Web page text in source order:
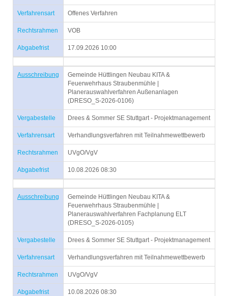
Verfahrensart Offenes Verfahren
Rechtsrahmen VOB
Abgabefrist 17.09.2026 10:00
Ausschreibung
Gemeinde Hüttlingen Neubau KITA &
Feuerwehrhaus Straubenmühle |
Planerauswahlverfahren Außenanlagen
(DRESO_S-2026-0106)
Vergabestelle Drees & Sommer SE Stuttgart - Projektmanagement
Verfahrensart Verhandlungsverfahren mit Teilnahmewettbewerb
Rechtsrahmen UVgO/VgV
Abgabefrist 10.08.2026 08:30
Ausschreibung
Gemeinde Hüttlingen Neubau KITA &
Feuerwehrhaus Straubenmühle |
Planerauswahlverfahren Fachplanung ELT
(DRESO_S-2026-0105)
Vergabestelle Drees & Sommer SE Stuttgart - Projektmanagement
Verfahrensart Verhandlungsverfahren mit Teilnahmewettbewerb
Rechtsrahmen UVgO/VgV
Abgabefrist 10.08.2026 08:30